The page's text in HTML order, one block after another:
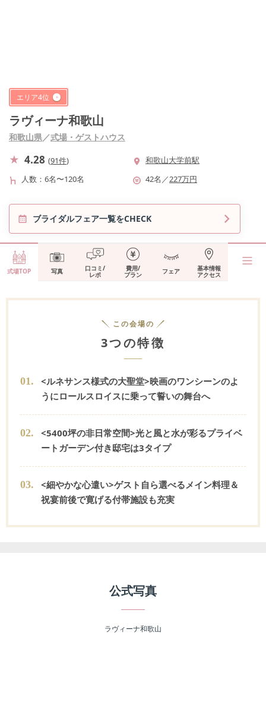
エリア4位
ラヴィーナ和歌山
和歌山県／式場・ゲストハウス
4.28 (91件)
和歌山大学前駅
人数
6名〜120名 42名 ／227万円
ブライダルフェア一覧をCHECK
式場TOP 写真 口コミ/
レポ
費用/
プラン フェア 基本情報
アクセス
この会場の
3つの特徴
01.
<ルネサンス様式の大聖堂>映画のワンシーンのよ
うにロールスロイスに乗って誓いの舞台へ
02.
<5400坪の非日常空間>光と風と水が彩るプライベ
ートガーデン付き邸宅は3タイプ
03.
<細やかな心遣い>ゲスト自ら選べるメイン料理＆
祝宴前後で寛げる付帯施設も充実
公式写真
ラヴィーナ和歌山